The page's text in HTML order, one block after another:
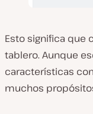
Esto significa que
tablero. Aunque
características
muchos